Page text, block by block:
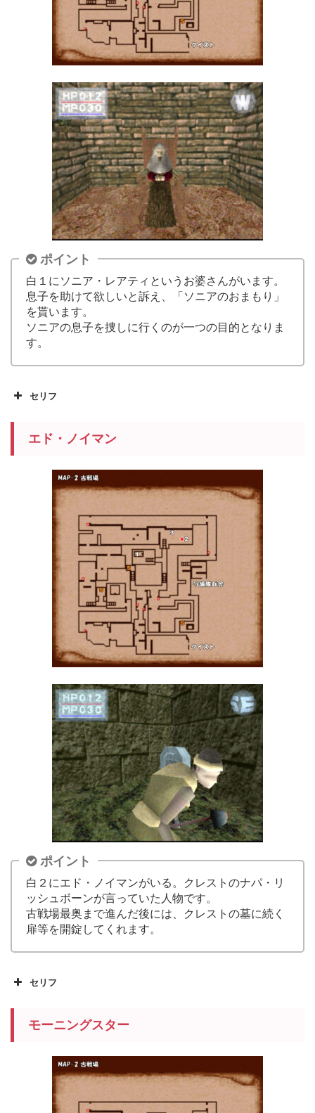
ポイント
白１にソニア・レアティというお婆さんがいます。
息子を助けて欲しいと訴え、「ソニアのおまもり」
を貰います。
ソニアの息子を捜しに行くのが一つの目的となりま
す。
セリフ
エド・ノイマン
ポイント
白２にエド・ノイマンがいる。クレストのナパ・リ
ッシュボーンが言っていた人物です。
古戦場最奥まで進んだ後には、クレストの墓に続く
扉等を開錠してくれます。
セリフ
モーニングスター